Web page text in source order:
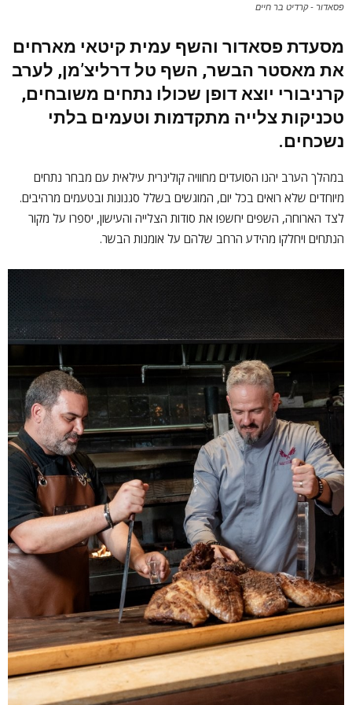
פסאדור - קרדיט בר חיים
מסעדת פסאדור והשף עמית קיטאי מארחים
את מאסטר הבשר, השף טל דרליצ’מן, לערב
קרניבורי יוצא דופן שכולו נתחים משובחים,
טכניקות צלייה מתקדמות וטעמים בלתי
נשכחים.
במהלך הערב יהנו הסועדים מחוויה קולינרית עילאית עם מבחר נתחים
מיוחדים שלא רואים בכל יום, המוגשים בשלל סגנונות ובטעמים מרהיבים.
לצד הארוחה, השפים יחשפו את סודות הצלייה והעישון, יספרו על מקור
הנתחים ויחלקו מהידע הרחב שלהם על אומנות הבשר.